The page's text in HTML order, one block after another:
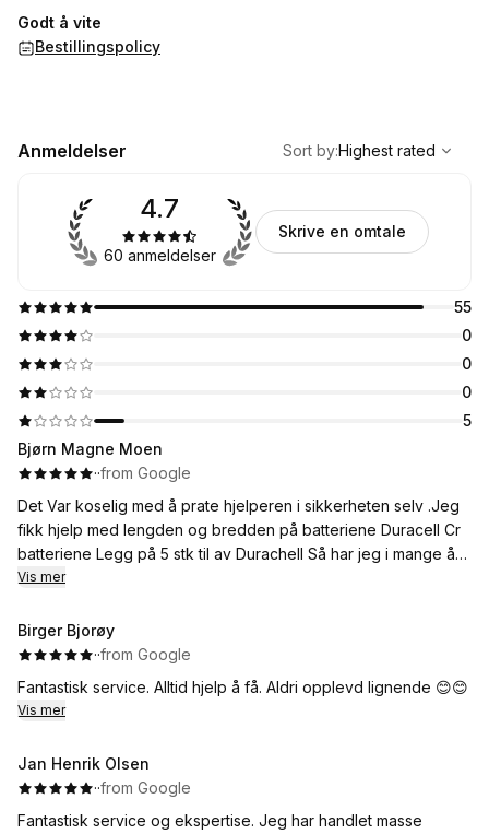
Godt å vite
Bestillingspolicy
Anmeldelser
Highest rated
Sort by:Highest rated
55
0
0
0
5
4.7
60 anmeldelser
Skrive en omtale
Bjørn Magne Moen
··from Google
Det Var koselig med å prate hjelperen i sikkerheten selv .Jeg
fikk hjelp med lengden og bredden på batteriene Duracell Cr
batteriene Legg på 5 stk til av Durachell Så har jeg i mange år.
Mvhilsen Bjørn M Moen3183Horten
Vis mer
Birger Bjorøy
··from Google
Fantastisk service. Alltid hjelp å få. Aldri opplevd lignende 😊😊
Vis mer
Jan Henrik Olsen
··from Google
Fantastisk service og ekspertise. Jeg har handlet masse